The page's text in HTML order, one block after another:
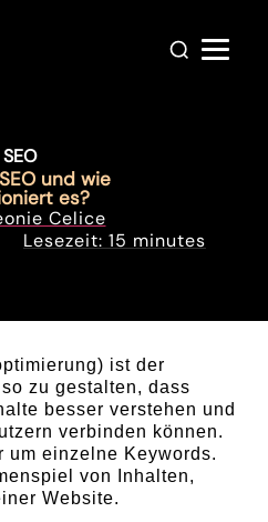
SEO
und wie
es?
Celice
Lesezeit: 15 minutes
ist der
zu gestalten, dass
besser verstehen und
verbinden können.
um einzelne Keywords.
von Inhalten,
Website.